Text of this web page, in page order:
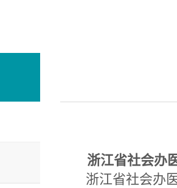
浙江省社会办
浙江省社会办医